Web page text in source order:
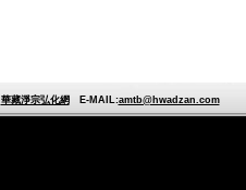
華藏淨宗弘化網E-MAIL:amtb@hwadzan.com